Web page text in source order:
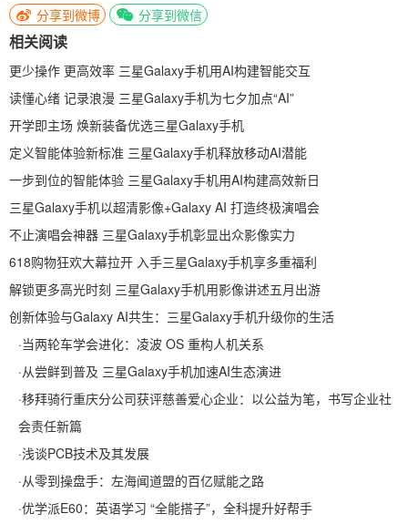
分享到微博 分享到微信
相关阅读
更少操作 更高效率 三星Galaxy手机用AI构建智能交互
读懂心绪 记录浪漫 三星Galaxy手机为七夕加点“AI”
开学即主场 焕新装备优选三星Galaxy手机
定义智能体验新标准 三星Galaxy手机释放移动AI潜能
一步到位的智能体验 三星Galaxy手机用AI构建高效新日
三星Galaxy手机以超清影像+Galaxy AI 打造终极演唱会
不止演唱会神器 三星Galaxy手机彰显出众影像实力
618购物狂欢大幕拉开 入手三星Galaxy手机享多重福利
解锁更多高光时刻 三星Galaxy手机用影像讲述五月出游
创新体验与Galaxy AI共生：三星Galaxy手机升级你的生活
·当两轮车学会进化：凌波 OS 重构人机关系
·从尝鲜到普及 三星Galaxy手机加速AI生态演进
·移拜骑行重庆分公司获评慈善爱心企业：以公益为笔，书写企业社
会责任新篇
·浅谈PCB技术及其发展
·从零到操盘手：左海闻道盟的百亿赋能之路
·优学派E60：英语学习 “全能搭子”，全科提升好帮手